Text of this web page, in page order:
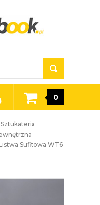
0
Sztukateria
Listwa Sufitowa WT6